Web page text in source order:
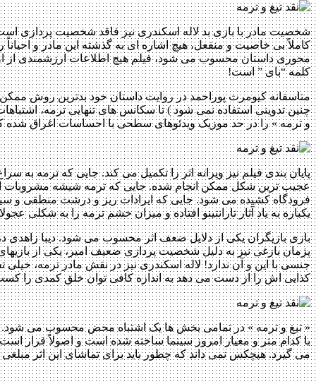
شخصیت مادر با بازی بد لاله اسکندری نیز فاقد شخصیت پردازی
کاملاً بی خاصیت و منفعل، هیچ اشاره ای به گذشته این مادر و
محوری داستان محسوب می شود، فیلم هیچ اطلاعات ارزشمندی از
کلمه “بای ” است!
متاسفانه کیومرث پوراحمد در روایت داستان خود بدترین روش ممکن
چنین تدوینی استفاده نمی شود ) تا سکانس های تنهایی ترمه،
و ترمه » را در حد موزیک ویدئوهای سطحی با احساسات اغراق شده
پایان بندی فیلم نیز ویرانه اثر را تکمیل می کند. جایی که ترمه
عجیب ترین شکل ممکن انجام شده. جایی که ترمه شیشه مشروبات
فرودگاه کشیده می شود. جایی که ایرادات ریز و درشت منطقی و
یکباره به یاد آثار تارانتینو افتاده و میزان خشم ترمه را به شکلی
بازی بازیگران یکی از دلایل ضعف اثر محسوب می شود. دیبا
پژمان بازغی نیز به دلیل شخصیت پردازی ضعیف امیر، یکی از
جنسی با این و آن ندارد! لاله اسکندری نیز در نقش مادر ترمه،
کذایی اش را از دست می دهد به اندازه کافی توان خلق کمدی را
« تیغ و ترمه » در تمامی بخش ها یک اشتباه محض محسوب می شود.
با کدام متر و معیار امروز سینما ساخته شده است و اصولاً قرار
می گیرد. هیچکس نمی داند که چطور باید برای تماشای این اثر